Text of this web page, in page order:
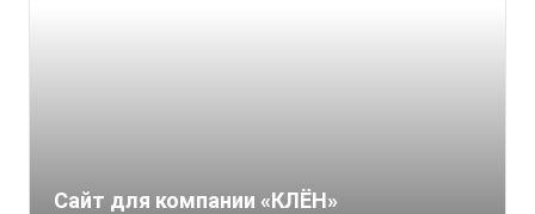
Сайт для компании «КЛЁН»